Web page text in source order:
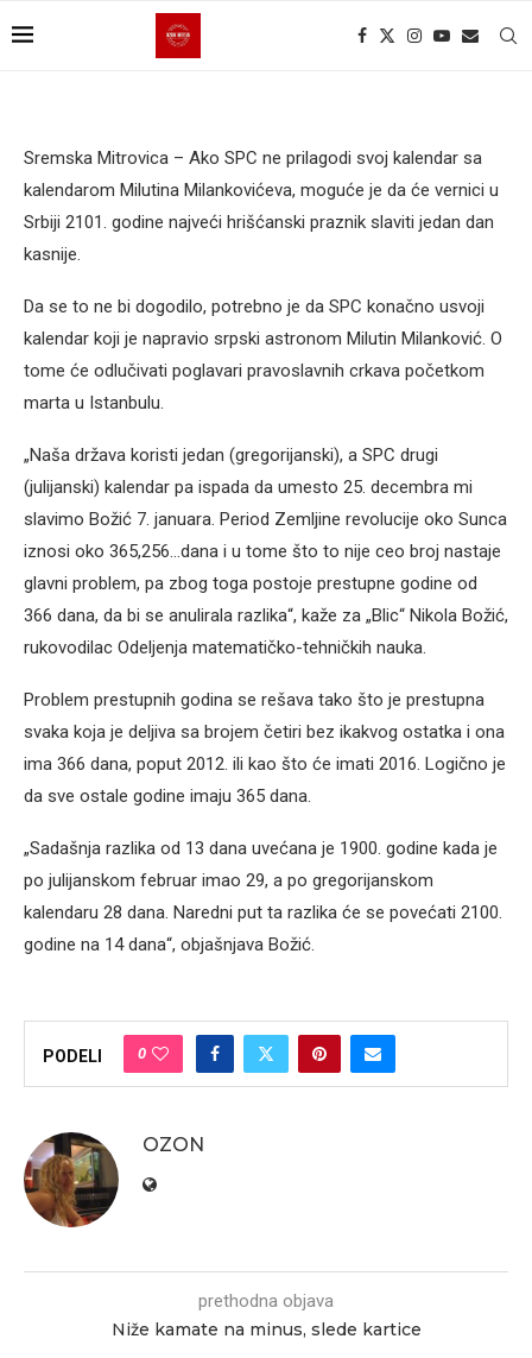
Sremska Mitrovica – Ako SPC ne prilagodi svoj kalendar sa
kalendarom Milutina Milankovićeva, moguće je da će vernici u
Srbiji 2101. godine najveći hrišćanski praznik slaviti jedan dan
kasnije.
Da se to ne bi dogodilo, potrebno je da SPC konačno usvoji
kalendar koji je napravio srpski astronom Milutin Milanković. O
tome će odlučivati poglavari pravoslavnih crkava početkom
marta u Istanbulu.
„Naša država koristi jedan (gregorijanski), a SPC drugi
(julijanski) kalendar pa ispada da umesto 25. decembra mi
slavimo Božić 7. januara. Period Zemljine revolucije oko Sunca
iznosi oko 365,256…dana i u tome što to nije ceo broj nastaje
glavni problem, pa zbog toga postoje prestupne godine od
366 dana, da bi se anulirala razlika“, kaže za „Blic“ Nikola Božić,
rukovodilac Odeljenja matematičko-tehničkih nauka.
Problem prestupnih godina se rešava tako što je prestupna
svaka koja je deljiva sa brojem četiri bez ikakvog ostatka i ona
ima 366 dana, poput 2012. ili kao što će imati 2016. Logično je
da sve ostale godine imaju 365 dana.
„Sadašnja razlika od 13 dana uvećana je 1900. godine kada je
po julijanskom februar imao 29, a po gregorijanskom
kalendaru 28 dana. Naredni put ta razlika će se povećati 2100.
godine na 14 dana“, objašnjava Božić.
PODELI 0
OZON
prethodna objava
Niže kamate na minus, slede kartice